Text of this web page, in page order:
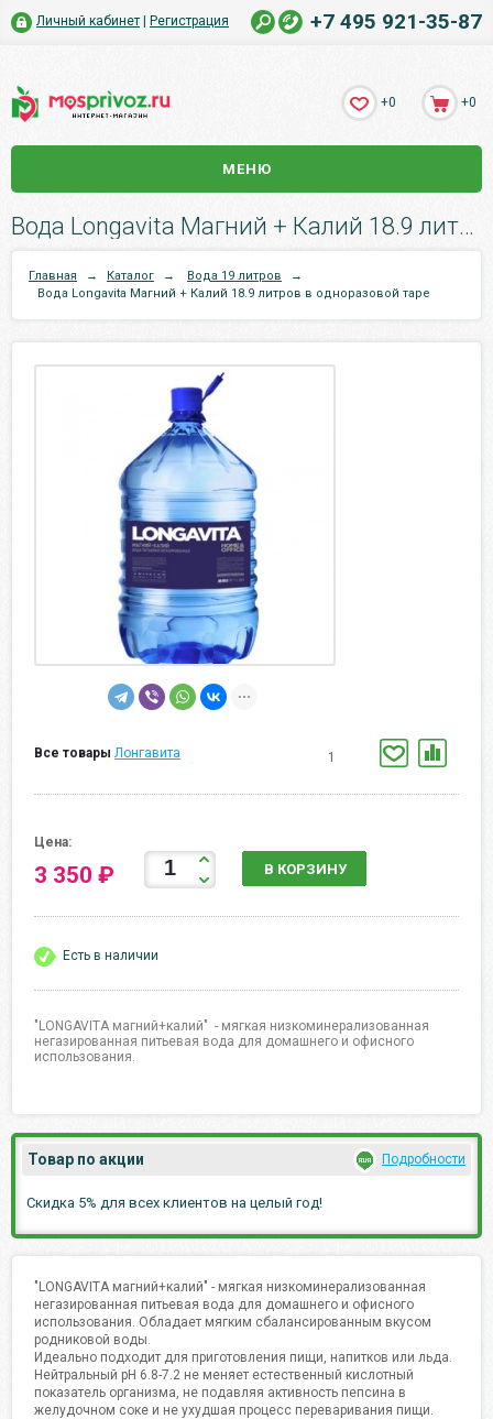
Личный кабинет Регистрация +7 495 921-35-87
+0 +0
МЕНЮ
Вода Longavita Магний + Калий 18.9 литров в одноразовой таре.
Главная → Каталог → Вода 19 литров
→
Вода Longavita Магний + Калий 18.9 литров в одноразовой таре
Все товары Лонгавита 1
Цена:
3 350 ₽ В КОРЗИНУ
Есть в наличии
"LONGAVITA магний+калий" - мягкая низкоминерализованная
негазированная питьевая вода для домашнего и офисного
использования.
Товар по акции Подробности
Скидка 5% для всех клиентов на целый год!
"LONGAVITA магний+калий" - мягкая низкоминерализованная
негазированная питьевая вода для домашнего и офисного
использования. Обладает мягким сбалансированным вкусом
родниковой воды.
Идеально подходит для приготовления пищи, напитков или льда.
Нейтральный pH 6.8-7.2 не меняет естественный кислотный
показатель организма, не подавляя активность пепсина в
желудочном соке и не ухудшая процесс переваривания пищи.